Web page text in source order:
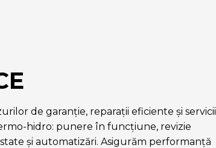
de garanție, reparații eficiente și servicii
hidro: punere în funcțiune, revizie
și automatizări. Asigurăm performanță